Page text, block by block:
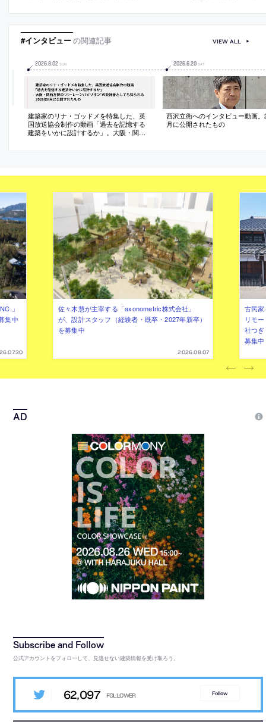
担う
家」が対象。アートウィーク東京
#インタビューの関連記事
2026.8.02 SUN
建築家のリナ・ゴッドメを特集した、英
国放送協会制作の動画「過去を記憶する
建築をいかに設計するか」。大阪・関西
しても知られる。2026年8月に公開された
2026.6.20 SAT
西沢立衛へのインタビュー動画。
月に公開されたもの
VIEW ALL
」
集中
佐々木慧が主宰する「axonometric株式会社」
が、設計スタッフ（経験者・既卒・2027年新卒）
を募集中
2026.08.07
古民
リモ
社つ
募集中
公式アカウントをフォローして、見逃せない建築情報を受け取ろう。
62,097 Follow